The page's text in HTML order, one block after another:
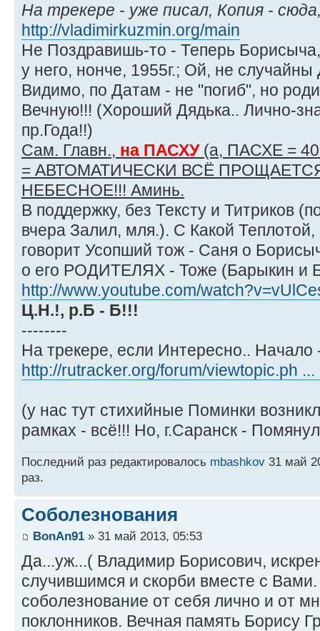
На трекере - уже писал, Копия -
http://vladimirkuzmin.org/main
Не Поздравишь-то - Теперь
у него, нонче, 1955г.; Ой, не
Видимо, по Датам - не "погиб", но
Вечную!!! (Хороший Дядька.. Лично-
пр.Года!!)
Сам. Главн., на ПАСХУ(а, ПАСХЕ = 40
= АВТОМАТИЧЕСКИ ВСЁ
НЕБЕСНОЕ!!! Аминь.
В поддержку, без Тексту и Титриков
вчера Залил, мля.). С Какой
говорит Усопший тож - Саня о
о его РОДИТЕЛЯХ - Тоже (Барыкин и
http://www.youtube.com/
Ц.Н.!, р.Б - Б!!!
--------
На трекере, если Интересно.. Начало
http://rutracker.org/forum/viewtopic.ph
(у нас тут стихийные Поминки
рамках - всё!!! Но, г.Саранск -
Последний раз редактировалось mbashkov 31 май
раз.
Соболезнования
BonAn91 » 31 май 2013, 05:53
Да...уж...( Владимир Борисович,
случившимся и скорби вместе с
соболезнование от себя лично и от
поклонников. Вечная память Борису